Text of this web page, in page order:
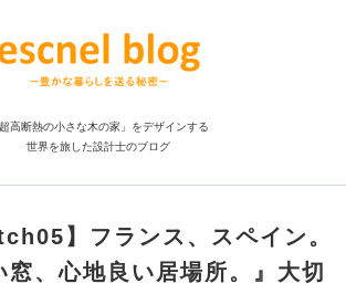
超高断熱の小さな木の家」をデザインする
世界を旅した設計士のブログ
】フランス、スペイン。
窓、心地良い居場所。』大切